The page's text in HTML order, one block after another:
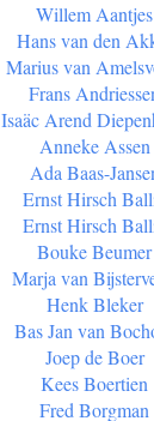
Willem Aantjes
Hans van den
Marius van
Frans
Isaäc Arend
Anneke Assen
Ada Baas-
Ernst Hirsch
Ernst Hirsch
Bouke Beumer
Marja van
Henk Bleker
Bas Jan van
Joep de Boer
Kees Boertien
Fred Borgman